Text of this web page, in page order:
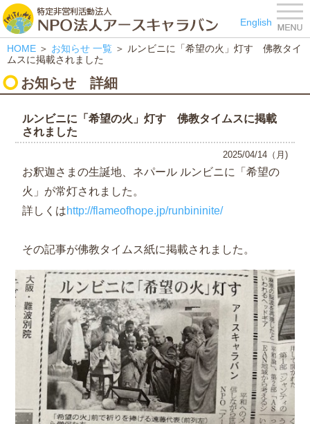
特定非営利活動法人 NPO
English
HOME ＞ お知らせ 一覧 ＞ ルンビニに「希望の火」灯す 佛教タイ
ムスに掲載されました
お知らせ 詳細
ルンビニに「希望の火」灯す 佛教タイムスに掲載
されました
2025/04/14（月)
お釈迦さまの生誕地、ネパール ルンビニに「希望の
火」が常灯されました。
詳しくはhttp://flameofhope.jp/runbininite/
その記事が佛教タイムス紙に掲載されました。